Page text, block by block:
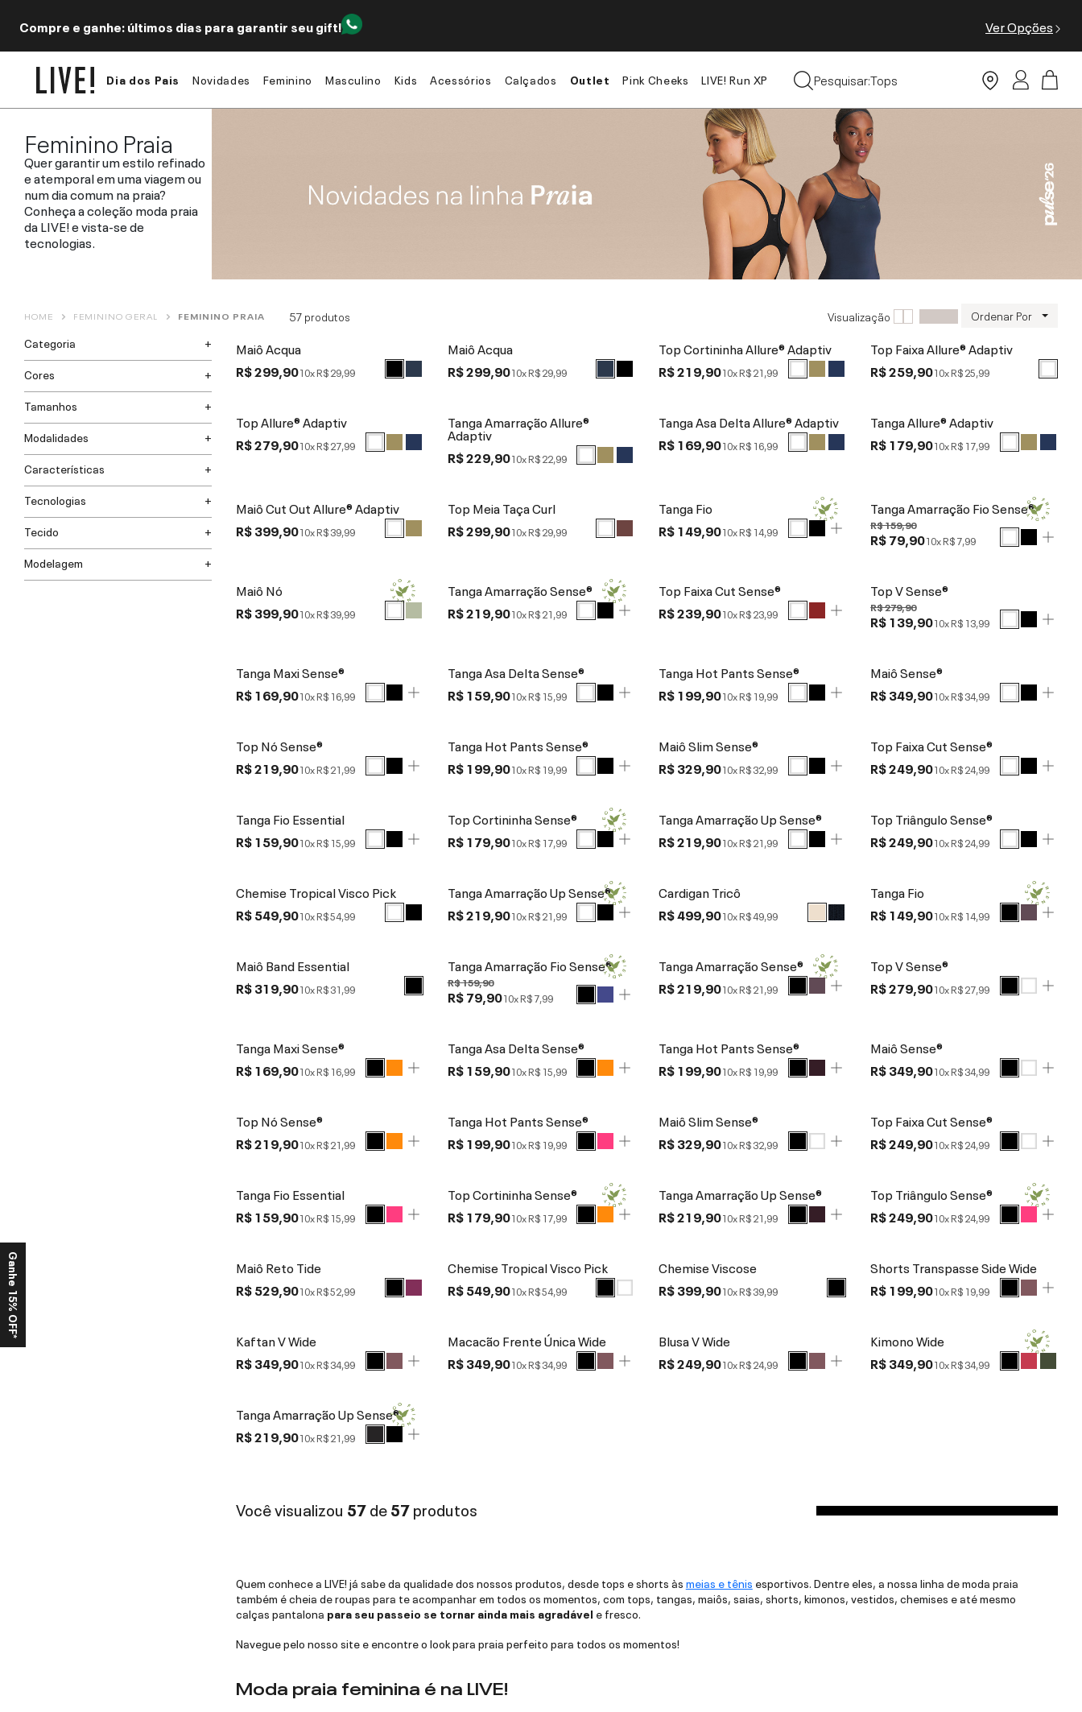
Compre e ganhe: últimos dias para garantir seu gift! Ver Opções
Dia dos Pais Novidades Feminino Masculino Kids Acessórios Calçados Outlet Pink Cheeks LIVE! Run XP Pesquisar:
Moda Praia
Tops
Feminino Praia
Quer garantir um estilo refinado
e atemporal em uma viagem ou
num dia comum na praia?
Conheça a coleção moda praia
da LIVE! e vista-se de
tecnologias.
HOME FEMININO GERAL FEMININO PRAIA 57 produtos Visualização
Ordenar Por
Categoria
Cores
Tamanhos
Modalidades
Características
Tecnologias
Tecido
Modelagem
Maiô Acqua
R$ 299,9010xR$ 29,99
Maiô Acqua
R$ 299,9010xR$ 29,99
Top Cortininha Allure® Adaptiv
R$ 219,9010xR$ 21,99
Top Faixa Allure® Adaptiv
R$ 259,9010xR$ 25,99
Top Allure® Adaptiv
R$ 279,9010xR$ 27,99
Tanga Amarração Allure®
Adaptiv
R$ 229,9010xR$ 22,99
Tanga Asa Delta Allure® Adaptiv
R$ 169,9010xR$ 16,99
Tanga Allure® Adaptiv
R$ 179,9010xR$ 17,99
Maiô Cut Out Allure® Adaptiv
R$ 399,9010xR$ 39,99
Top Meia Taça Curl
R$ 299,9010xR$ 29,99
Tanga Fio
R$ 149,9010xR$ 14,99
Tanga Amarração Fio Sense®
R$ 159,90
R$ 79,9010xR$ 7,99
Maiô Nó
R$ 399,9010xR$ 39,99
Tanga Amarração Sense®
R$ 219,9010xR$ 21,99
Top Faixa Cut Sense®
R$ 239,9010xR$ 23,99
Top V Sense®
R$ 279,90
R$ 139,9010xR$ 13,99
Tanga Maxi Sense®
R$ 169,9010xR$ 16,99
Tanga Asa Delta Sense®
R$ 159,9010xR$ 15,99
Tanga Hot Pants Sense®
R$ 199,9010xR$ 19,99
Maiô Sense®
R$ 349,9010xR$ 34,99
Top Nó Sense®
R$ 219,9010xR$ 21,99
Tanga Hot Pants Sense®
R$ 199,9010xR$ 19,99
Maiô Slim Sense®
R$ 329,9010xR$ 32,99
Top Faixa Cut Sense®
R$ 249,9010xR$ 24,99
Tanga Fio Essential
R$ 159,9010xR$ 15,99
Top Cortininha Sense®
R$ 179,9010xR$ 17,99
Tanga Amarração Up Sense®
R$ 219,9010xR$ 21,99
Top Triângulo Sense®
R$ 249,9010xR$ 24,99
Chemise Tropical Visco Pick
R$ 549,9010xR$ 54,99
Tanga Amarração Up Sense®
R$ 219,9010xR$ 21,99
Cardigan Tricô
R$ 499,9010xR$ 49,99
Tanga Fio
R$ 149,9010xR$ 14,99
Maiô Band Essential
R$ 319,9010xR$ 31,99
Tanga Amarração Fio Sense®
R$ 159,90
R$ 79,9010xR$ 7,99
Tanga Amarração Sense®
R$ 219,9010xR$ 21,99
Top V Sense®
R$ 279,9010xR$ 27,99
Tanga Maxi Sense®
R$ 169,9010xR$ 16,99
Tanga Asa Delta Sense®
R$ 159,9010xR$ 15,99
Tanga Hot Pants Sense®
R$ 199,9010xR$ 19,99
Maiô Sense®
R$ 349,9010xR$ 34,99
Top Nó Sense®
R$ 219,9010xR$ 21,99
Tanga Hot Pants Sense®
R$ 199,9010xR$ 19,99
Maiô Slim Sense®
R$ 329,9010xR$ 32,99
Top Faixa Cut Sense®
R$ 249,9010xR$ 24,99
Tanga Fio Essential
R$ 159,9010xR$ 15,99
Top Cortininha Sense®
R$ 179,9010xR$ 17,99
Tanga Amarração Up Sense®
R$ 219,9010xR$ 21,99
Top Triângulo Sense®
R$ 249,9010xR$ 24,99
Maiô Reto Tide
R$ 529,9010xR$ 52,99
Chemise Tropical Visco Pick
R$ 549,9010xR$ 54,99
Chemise Viscose
R$ 399,9010xR$ 39,99
Shorts Transpasse Side Wide
R$ 199,9010xR$ 19,99
Kaftan V Wide
R$ 349,9010xR$ 34,99
Macacão Frente Única Wide
R$ 349,9010xR$ 34,99
Blusa V Wide
R$ 249,9010xR$ 24,99
Kimono Wide
R$ 349,9010xR$ 34,99
Tanga Amarração Up Sense®
R$ 219,9010xR$ 21,99
Você visualizou 57de57produtos
Quem conhece a LIVE! já sabe da qualidade dos nossos produtos, desde tops e shorts às meias e tênis esportivos. Dentre eles, a nossa linha de moda praia
também é cheia de roupas para te acompanhar em todos os momentos, com tops, tangas, maiôs, saias, shorts, kimonos, vestidos, chemises e até mesmo
calças pantalona para seu passeio se tornar ainda mais agradável e fresco.
Navegue pelo nosso site e encontre o look para praia perfeito para todos os momentos!
Moda praia feminina é na LIVE!
Ganhe 15% OFF*